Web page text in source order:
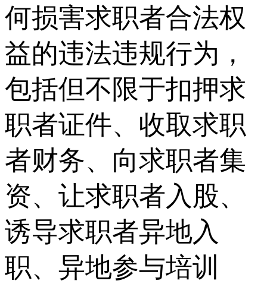
何损害求职者合法权
益的违法违规行为，
包括但不限于扣押求
职者证件、收取求职
者财务、向求职者集
资、让求职者入股、
诱导求职者异地入
职、异地参与培训